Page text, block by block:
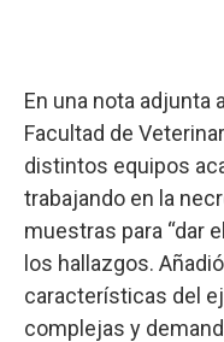
En una nota adjunta
Facultad de
distintos equipos
trabajando en la
muestras para “dar
los hallazgos.
características del
complejas y